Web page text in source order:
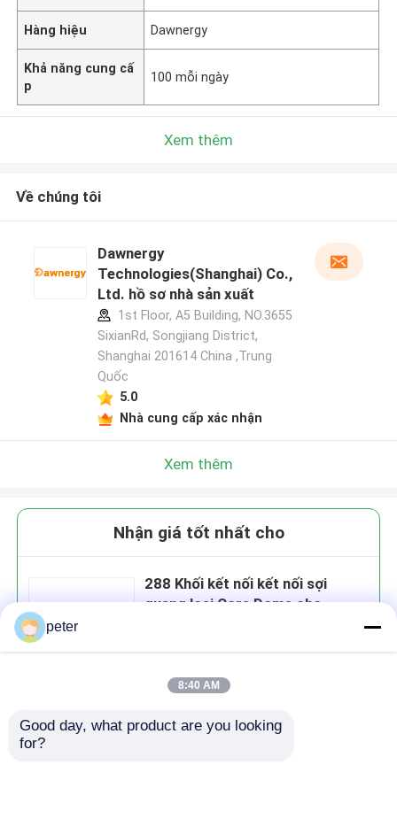
Hàng hiệu Dawnergy
Khả năng cung cấ
p
100 mỗi ngày
Xem thêm
Về chúng tôi
Dawnergy
Technologies(Shanghai) Co.,
Ltd. hồ sơ nhà sản xuất
1st Floor, A5 Building, NO.3655
SixianRd, Songjiang District,
Shanghai 201614 China ,Trung
Quốc
5.0
Nhà cung cấp xác nhận
Xem thêm
Nhận giá tốt nhất cho
288 Khối kết nối kết nối sợi
quang loại Core Dome cho
Tiếp tục
peter
8:40 AM
Good day, what product are you looking
for?